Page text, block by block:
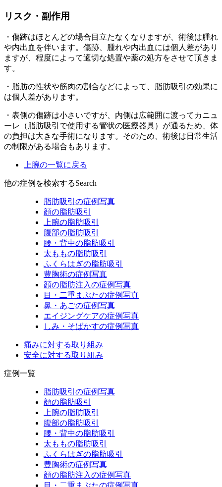
リスク・副作用
・傷跡はほとんどの場合目立たなくなりますが、術後は腫れ
や内出血を伴います。傷跡、腫れや内出血には個人差があり
ますが、程度によって適切な処置や薬の処方をさせて頂きま
す。
・脂肪の性状や筋肉の割合などによって、脂肪吸引の効果に
は個人差があります。
・表側の傷跡は小さいですが、内側は広範囲に渡ってカニュ
ーレ（脂肪吸引で使用する管状の医療器具）が通るため、体
の負担は大きな手術になります。そのため、術後は日常生活
の制限がある場合もあります。
上腕の一覧に戻る
他の症例を検索するSearch
脂肪吸引の症例写真
顔の脂肪吸引
上腕の脂肪吸引
腹部の脂肪吸引
腰・背中の脂肪吸引
太ももの脂肪吸引
ふくらはぎの脂肪吸引
豊胸術の症例写真
顔の脂肪注入の症例写真
目・二重まぶたの症例写真
鼻・あごの症例写真
エイジングケアの症例写真
しみ・そばかすの症例写真
痛みに対する取り組み
安全に対する取り組み
症例一覧
脂肪吸引の症例写真
顔の脂肪吸引
上腕の脂肪吸引
腹部の脂肪吸引
腰・背中の脂肪吸引
太ももの脂肪吸引
ふくらはぎの脂肪吸引
豊胸術の症例写真
顔の脂肪注入の症例写真
目・二重まぶたの症例写真